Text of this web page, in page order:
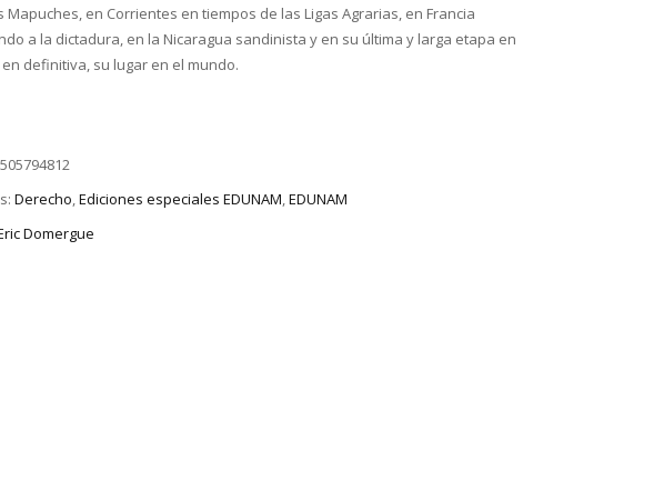
Mapuches, en Corrientes en tiempos de las Ligas Agrarias, en Francia
a la dictadura, en la Nicaragua sandinista y en su última y larga etapa en
definitiva, su lugar en el mundo.
Derecho,Ediciones especiales EDUNAM,EDUNAM
Domergue